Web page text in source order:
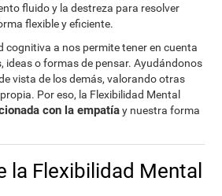
fluido y la destreza para resolver
flexible y eficiente.
cognitiva a nos permite tener en cuenta
ideas o formas de pensar. Ayudándonos
vista de los demás, valorando otras
Por eso, la Flexibilidad Mental
con la empatíay nuestra forma
la Flexibilidad Mental